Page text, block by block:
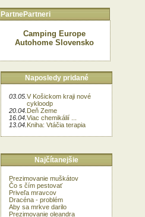
PartnePartneri
Camping Europe
Autohome Slovensko
Naposledy pridané
03.05. V Košickom kraji nové
cykloodp
20.04. Deň Zeme
16.04. Viac chemikálií ...
13.04. Kniha: Vtáčia terapia
Najčítanejšie
Prezimovanie muškátov
Čo s čím pestovať
Priveľa mravcov
Dracéna - problém
Aby sa mrkve darilo
Prezimovanie oleandra